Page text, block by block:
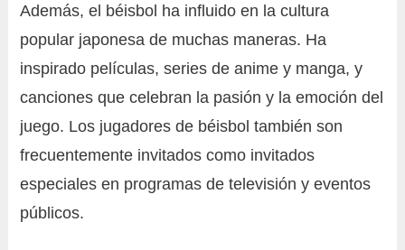
Además, el béisbol ha influido en la cultura
popular japonesa de muchas maneras. Ha
inspirado películas, series de anime y manga, y
canciones que celebran la pasión y la emoción del
juego. Los jugadores de béisbol también son
frecuentemente invitados como invitados
especiales en programas de televisión y eventos
públicos.